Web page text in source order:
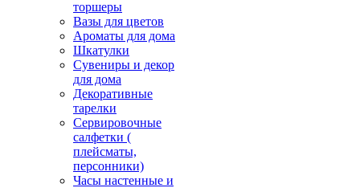
торшеры
Вазы для цветов
Ароматы для дома
Шкатулки
Сувениры и декор
для дома
Декоративные
тарелки
Сервировочные
салфетки (
плейсматы,
персонники)
Часы настенные и